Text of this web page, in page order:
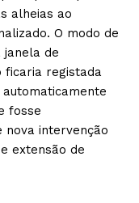
alheias ao
O modo de
janela de
registada
fosse
nova intervenção
extensão de